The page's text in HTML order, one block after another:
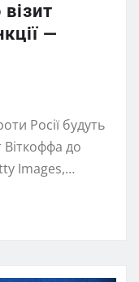
—
Росії будуть
Віткоффа до
Images,…